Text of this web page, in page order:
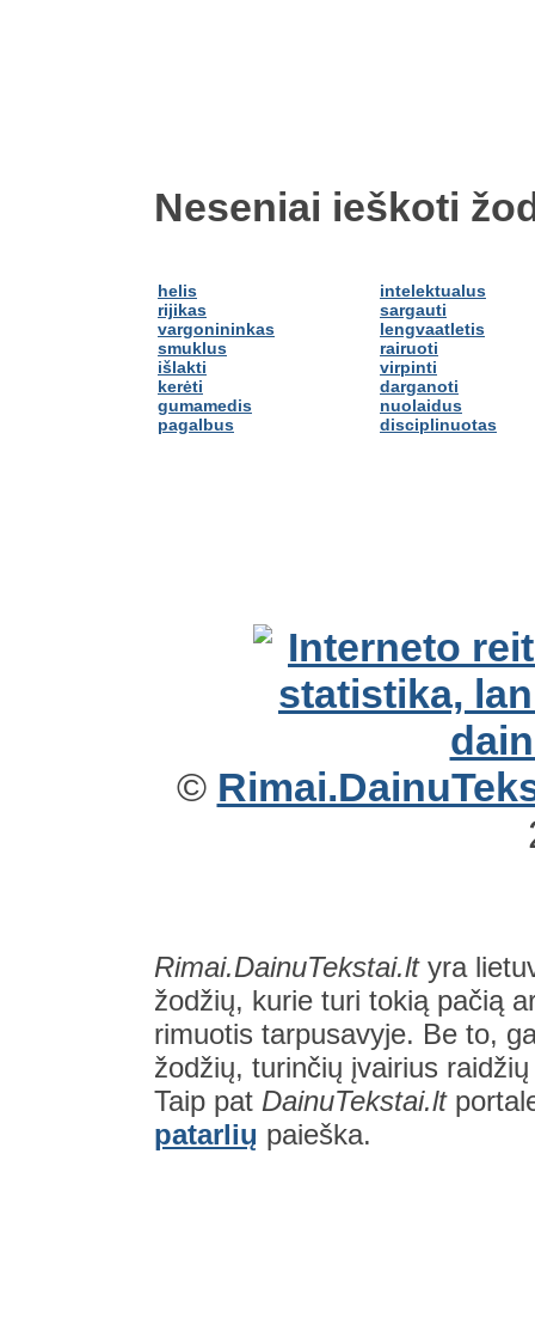
Neseniai ieškoti
helis
rijikas
vargonininkas
smuklus
išlakti
kerėti
gumamedis
pagalbus
intelektualus
sargauti
lengvaatletis
rairuoti
virpinti
darganoti
nuolaidus
disciplinuotas
©
Rimai.DainuTekstai.ltyra
žodžių, kurie turi tokią pačią
rimuotis tarpusavyje. Be to,
žodžių, turinčių įvairius
Taip pat DainuTekstai.lt
patarlių paieška.